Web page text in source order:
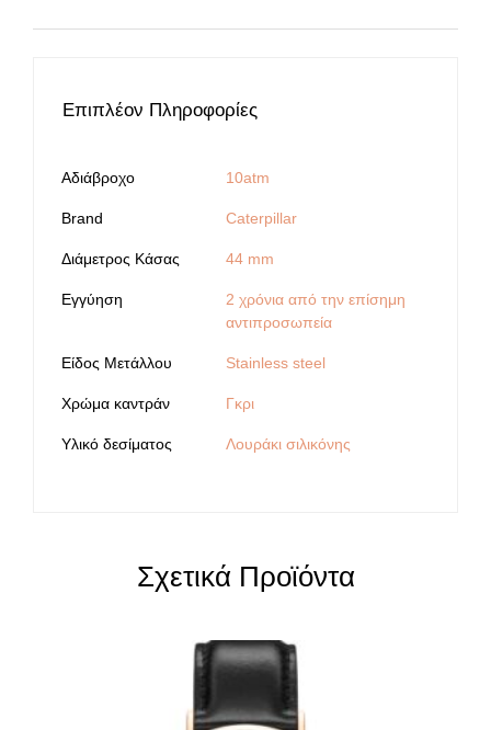
Επιπλέον Πληροφορίες
Αδιάβροχο 10atm
Brand Caterpillar
Διάμετρος Κάσας 44 mm
Εγγύηση
2 χρόνια από την επίσημη
αντιπροσωπεία
Είδος Μετάλλου Stainless steel
Χρώμα καντράν Γκρι
Υλικό δεσίματος Λουράκι σιλικόνης
Σχετικά Προϊόντα